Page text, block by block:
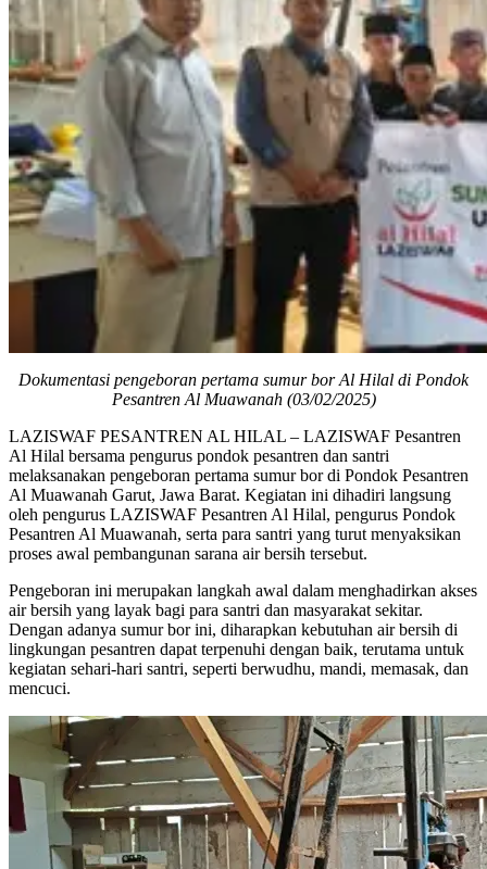
Dokumentasi pengeboran pertama sumur bor Al Hilal di Pondok
Pesantren Al Muawanah (03/02/2025)
LAZISWAF PESANTREN AL HILAL – LAZISWAF Pesantren
Al Hilal bersama pengurus pondok pesantren dan santri
melaksanakan pengeboran pertama sumur bor di Pondok Pesantren
Al Muawanah Garut, Jawa Barat. Kegiatan ini dihadiri langsung
oleh pengurus LAZISWAF Pesantren Al Hilal, pengurus Pondok
Pesantren Al Muawanah, serta para santri yang turut menyaksikan
proses awal pembangunan sarana air bersih tersebut.
Pengeboran ini merupakan langkah awal dalam menghadirkan akses
air bersih yang layak bagi para santri dan masyarakat sekitar.
Dengan adanya sumur bor ini, diharapkan kebutuhan air bersih di
lingkungan pesantren dapat terpenuhi dengan baik, terutama untuk
kegiatan sehari-hari santri, seperti berwudhu, mandi, memasak, dan
mencuci.